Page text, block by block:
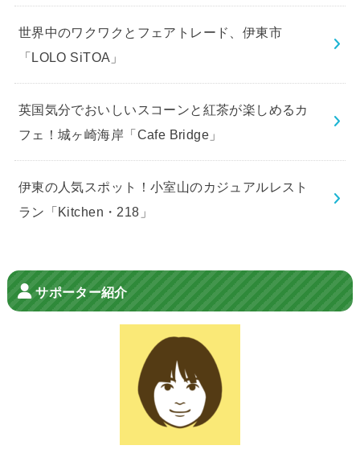
世界中のワクワクとフェアトレード、伊東市
「LOLO SiTOA」
英国気分でおいしいスコーンと紅茶が楽しめるカ
フェ！城ヶ崎海岸「Cafe Bridge」
伊東の人気スポット！小室山のカジュアルレスト
ラン「Kitchen・218」
サポーター紹介